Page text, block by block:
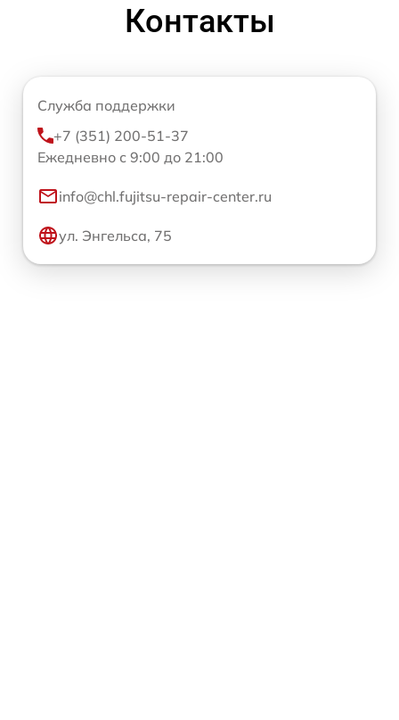
Контакты
Служба поддержки
+7 (351) 200-51-37
Ежедневно с 9:00 до 21:00
info@chl.fujitsu-repair-center.ru
ул. Энгельса, 75